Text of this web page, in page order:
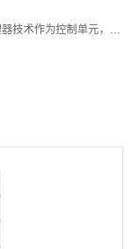
技术作为控制单元，
数据上传使用；用户可